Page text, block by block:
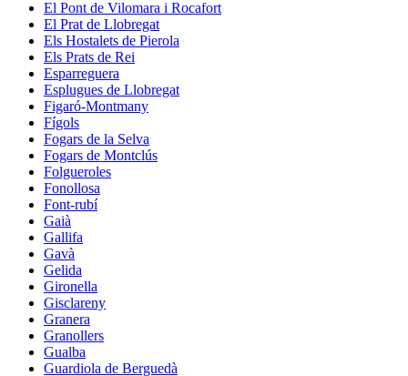
El Pont de Vilomara i Rocafort
El Prat de Llobregat
Els Hostalets de Pierola
Els Prats de Rei
Esparreguera
Esplugues de Llobregat
Figaró-Montmany
Fígols
Fogars de la Selva
Fogars de Montclús
Folgueroles
Fonollosa
Font-rubí
Gaià
Gallifa
Gavà
Gelida
Gironella
Gisclareny
Granera
Granollers
Gualba
Guardiola de Berguedà